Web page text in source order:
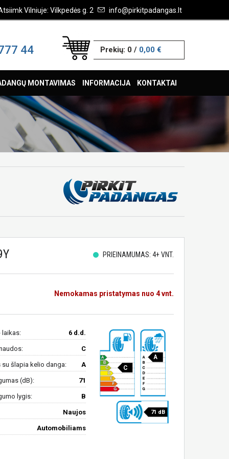
Vilniuje: Vilkpedės g. 2 info@pirkitpadangas.lt
44 Prekių: 0/ 0,00 €
MONTAVIMAS INFORMACIJA KONTAKTAI
PRIEINAMUMAS: 4+ VNT.
Nemokamas pristatymas nuo 4 vnt.
laikas: 6 d.d.
C
su šlapia kelio danga: A
(dB): 71
lygis: B
Naujos
Automobiliams
C
A
71 dB